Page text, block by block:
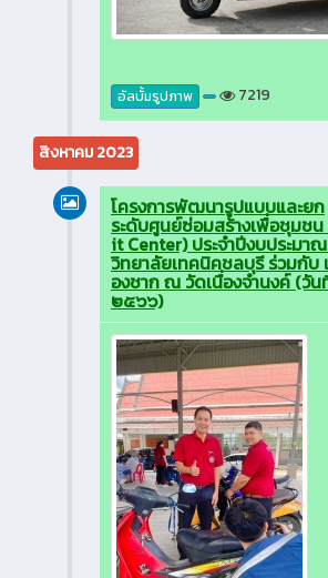
อัลบั้มรูปภาพ 7219
สิงหาคม 2023
โครงการพัฒนารูปแบบและยก
ระดับศูนย์ซ่อมสร้างเพื่อชุมช
it Center) ประจำปีงบประม
วิทยาลัยเทคนิคชลบุรี ร่วมกับ
องชาก ณ วัดเนื่องจำนงค์ (วั
๒๕๖๖)